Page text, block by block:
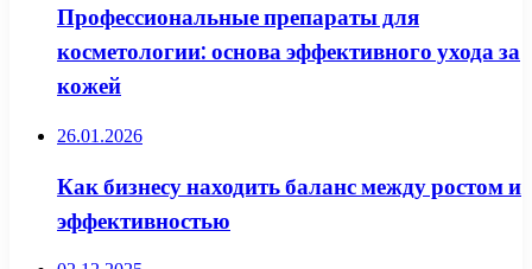
Профессиональные препараты для
косметологии: основа эффективного ухода за
кожей
26.01.2026
Как бизнесу находить баланс между ростом и
эффективностью